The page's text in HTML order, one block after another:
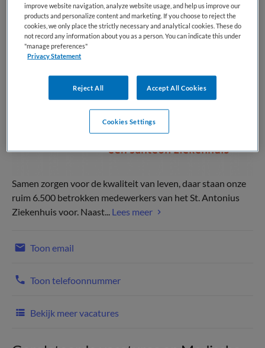
Deze vacature Medewerker Preoperatieve Screening
opleidingsplaats bij St. Antonius Ziekenhuis is niet meer
actueel. Hieronder staan enkele vergelijkbare vacatures die
voor u wellicht interessant zijn.
Samen zorgen voor de kwaliteit van leven, daar staan onze
ruim 6.500 betrokken medewerkers van het St. Antonius
Ziekenhuis voor. Naast... Lees meer
Toon email
Toon telefoonnummer
Bekijk meer vacatures
improve website navigation, analyze website usage, and help us improve our
products and personalize content and marketing. If you choose to reject the
cookies, we only place the strictly necessary and analytical cookies. These do
not record any information about you as a person. You can indicate this under
"manage preferences"
Privacy Statement
Reject All Accept All Cookies
Cookies Settings